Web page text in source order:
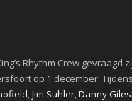
Rhythm Crew gevraagd
op 1 december.
,Jim Suhler,Danny Giles